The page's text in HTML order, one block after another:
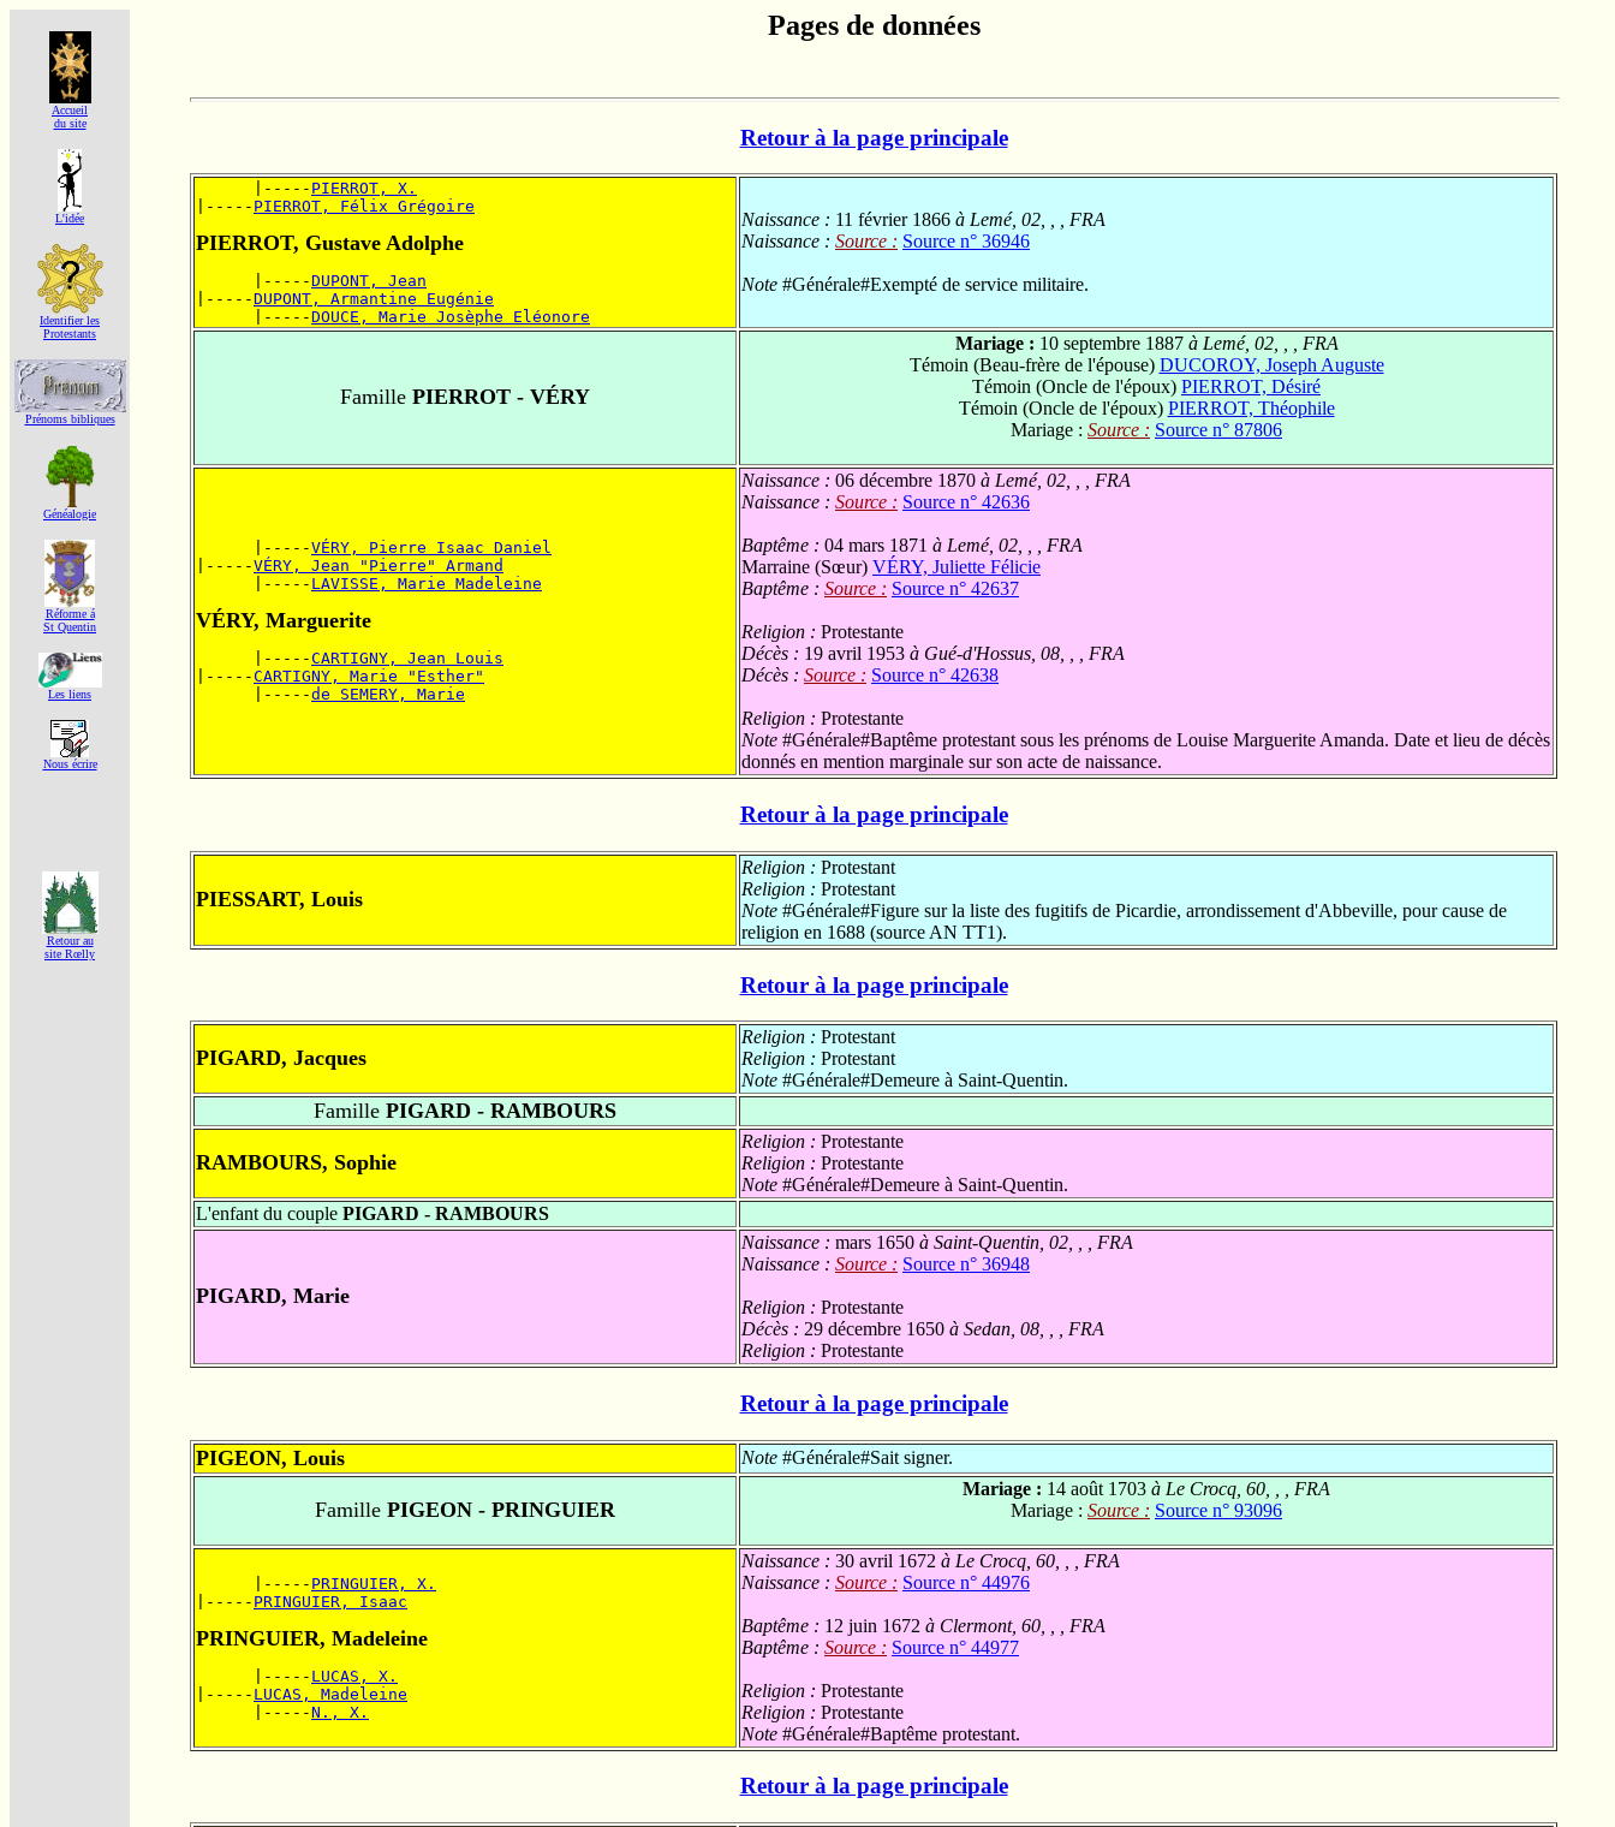
Accueil
du site
L'idée
Identifier les
Protestants
Prénoms bibliques
Généalogie
Réforme á
St Quentin
Les liens
Nous écrire
Retour au
site Rœlly
Pages de données
Retour à la page principale
      |-----
PIERROT, X.
|----- PIERROT, Félix Grégoire
PIERROT, Gustave Adolphe
      |-----
DUPONT, Jean
|-----DUPONT, Armantine Eugénie
      |-----
DOUCE, Marie Josèphe Eléonore
Naissance : 11 février 1866 à Lemé, 02, , , FRA
Naissance : Source : Source n° 36946
Note #Générale#Exempté de service militaire.
Famille PIERROT - VÉRY
Mariage : 10 septembre 1887à Lemé, 02, , , FRA
Témoin (Beau-frère de l'épouse) DUCOROY, Joseph Auguste
Témoin (Oncle de l'époux) PIERROT, Désiré
Témoin (Oncle de l'époux) PIERROT, Théophile
Mariage : Source : Source n° 87806
      |-----
VÉRY, Pierre Isaac Daniel
|-----VÉRY, Jean "Pierre" Armand
      |-----
LAVISSE, Marie Madeleine
VÉRY, Marguerite
      |-----
CARTIGNY, Jean Louis
|-----CARTIGNY, Marie "Esther"
      |-----
de SEMERY, Marie
Naissance : 06 décembre 1870 à Lemé, 02, , , FRA
Naissance : Source : Source n° 42636
Baptême : 04 mars 1871 à Lemé, 02, , , FRA
Marraine (Sœur) VÉRY, Juliette Félicie
Baptême : Source : Source n° 42637
Religion : Protestante
Décès : 19 avril 1953 à Gué-d'Hossus, 08, , , FRA
Décès : Source : Source n° 42638
Religion : Protestante
Note #Générale#Baptême protestant sous les prénoms de Louise Marguerite Amanda. Date et lieu de décès
donnés en mention marginale sur son acte de naissance.
Retour à la page principale
PIESSART, Louis
Religion : Protestant
Religion : Protestant
Note #Générale#Figure sur la liste des fugitifs de Picardie, arrondissement d'Abbeville, pour cause de
religion en 1688 (source AN TT1).
Retour à la page principale
PIGARD, Jacques
Religion : Protestant
Religion : Protestant
Note #Générale#Demeure à Saint-Quentin.
Famille PIGARD - RAMBOURS
RAMBOURS, Sophie
Religion : Protestante
Religion : Protestante
Note #Générale#Demeure à Saint-Quentin.
L'enfant du couple PIGARD - RAMBOURS
PIGARD, Marie
Naissance : mars 1650 à Saint-Quentin, 02, , , FRA
Naissance : Source : Source n° 36948
Religion : Protestante
Décès : 29 décembre 1650 à Sedan, 08, , , FRA
Religion : Protestante
Retour à la page principale
PIGEON, Louis Note #Générale#Sait signer.
Famille PIGEON - PRINGUIER
Mariage : 14 août 1703 à Le Crocq, 60, , , FRA
Mariage : Source : Source n° 93096
      |-----
PRINGUIER, X.
|----- PRINGUIER, Isaac
PRINGUIER, Madeleine
      |-----
LUCAS, X.
|----- LUCAS, Madeleine
      |-----
N., X.
Naissance : 30 avril 1672 à Le Crocq, 60, , , FRA
Naissance : Source : Source n° 44976
Baptême : 12 juin 1672 à Clermont, 60, , , FRA
Baptême : Source : Source n° 44977
Religion : Protestante
Religion : Protestante
Note #Générale#Baptême protestant.
Retour à la page principale